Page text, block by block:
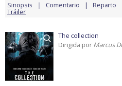
Sinopsis Comentario Reparto
Tráiler
The collection
Dirigida por Marcus